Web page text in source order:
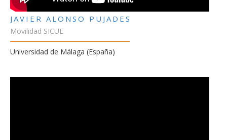
JAVIER ALONSO PUJADES
Movilidad SICUE
Universidad de Málaga (España)